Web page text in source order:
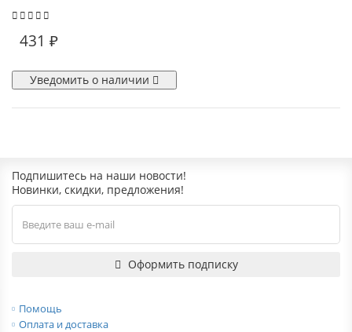
431 ₽
Уведомить о наличии
Подпишитесь на наши новости!
Новинки, скидки, предложения!
Оформить подписку
Помощь
Оплата и доставка